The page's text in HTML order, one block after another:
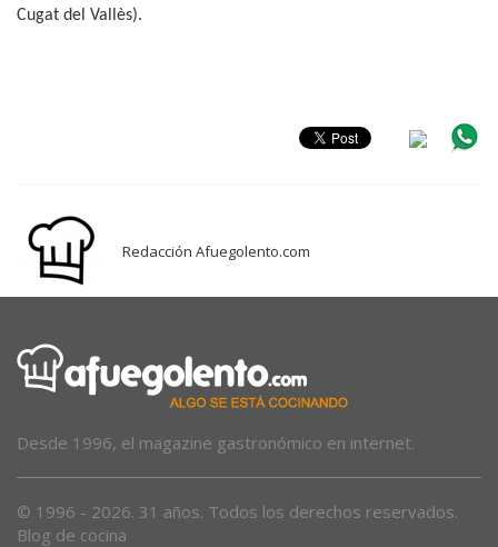
Cugat del Vallès).
Redacción Afuegolento.com
Desde 1996, el magazine gastronómico en internet.
© 1996 - 2026. 31 años. Todos los derechos reservados.
Blog de cocina